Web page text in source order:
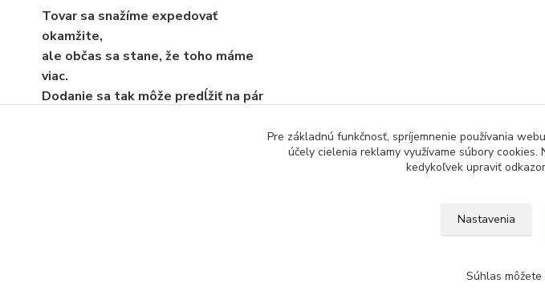
Tovar sa snažíme expedovať
okamžite,
ale občas sa stane, že toho máme
viac.
Dodanie sa tak môže predĺžiť na pár
Upravit
Pre základnú funkčnosť, spríjemnenie používania
účely cielenia reklamy využívame súbory
kedykoľvek upraviť
Nastavenia
Súhlas